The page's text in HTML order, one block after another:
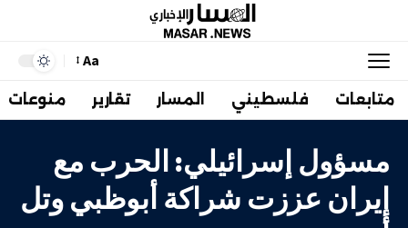
Aa
متابعات فلسطيني المسار تقارير منوعات
مسؤول إسرائيلي: الحرب مع
إيران عززت شراكة أبوظبي وتل